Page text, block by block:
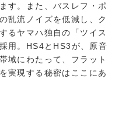
す。また、バスレフ・ポ
乱流ノイズを低減し、ク
るヤマハ独自の「ツイス
用。HS4とHS3が、原音
域にわたって、フラット
実現する秘密はここにあ